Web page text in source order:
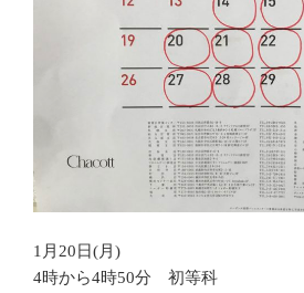
1月20日(月)
4時から4時50分 初等科